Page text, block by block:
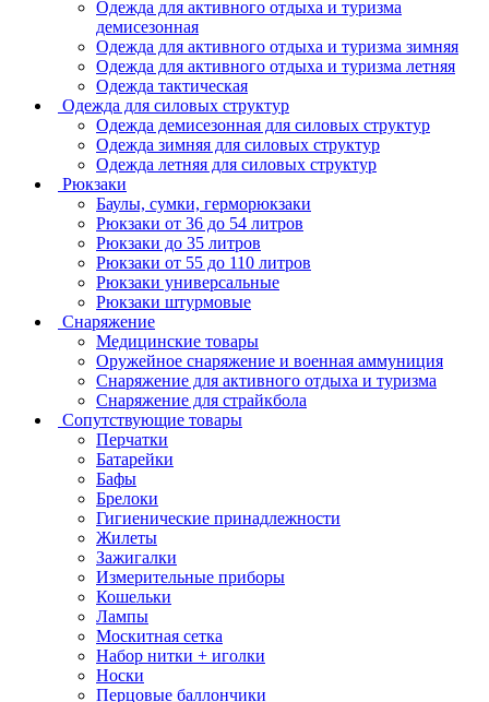
Одежда для активного отдыха и туризма
демисезонная
Одежда для активного отдыха и туризма зимняя
Одежда для активного отдыха и туризма летняя
Одежда тактическая
Одежда для силовых структур
Одежда демисезонная для силовых структур
Одежда зимняя для силовых структур
Одежда летняя для силовых структур
Рюкзаки
Баулы, сумки, герморюкзаки
Рюкзаки от 36 до 54 литров
Рюкзаки до 35 литров
Рюкзаки от 55 до 110 литров
Рюкзаки универсальные
Рюкзаки штурмовые
Снаряжение
Медицинские товары
Оружейное снаряжение и военная аммуниция
Снаряжение для активного отдыха и туризма
Снаряжение для страйкбола
Сопутствующие товары
Перчатки
Батарейки
Бафы
Брелоки
Гигиенические принадлежности
Жилеты
Зажигалки
Измерительные приборы
Кошельки
Лампы
Москитная сетка
Набор нитки + иголки
Носки
Перцовые баллончики